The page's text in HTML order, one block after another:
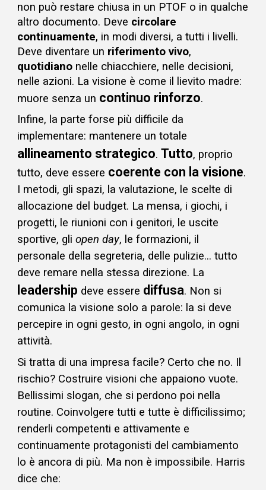
non può restare chiusa in un PTOF o in qualche
altro documento. Deve circolare
continuamente, in modi diversi, a tutti i livelli.
Deve diventare un riferimento vivo,
quotidiano nelle chiacchiere, nelle decisioni,
nelle azioni. La visione è come il lievito madre:
muore senza un continuo rinforzo.
Infine, la parte forse più difficile da
implementare: mantenere un totale
allineamento strategico.Tutto, proprio
tutto, deve essere coerente con la visione.
I metodi, gli spazi, la valutazione, le scelte di
allocazione del budget. La mensa, i giochi, i
progetti, le riunioni con i genitori, le uscite
sportive, gliopen day, le formazioni, il
personale della segreteria, delle pulizie... tutto
deve remare nella stessa direzione. La
leadership deve essere diffusa. Non si
comunica la visione solo a parole: la si deve
percepire in ogni gesto, in ogni angolo, in ogni
attività.
Si tratta di una impresa facile? Certo che no. Il
rischio? Costruirevisioni che appaiono vuote.
Bellissimi slogan, che si perdono poi nella
routine. Coinvolgere tutti e tutte è difficilissimo;
renderli competenti e attivamente e
continuamente protagonisti del cambiamento
lo è ancora di più. Ma non è impossibile. Harris
dice che: